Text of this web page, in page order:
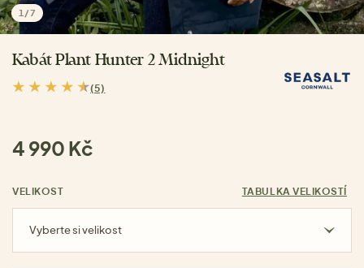
1 /7
Kabát Plant Hunter 2 Midnight
(5)
4 990 Kč
VELIKOST TABULKA VELIKOSTÍ
Vyberte si velikost